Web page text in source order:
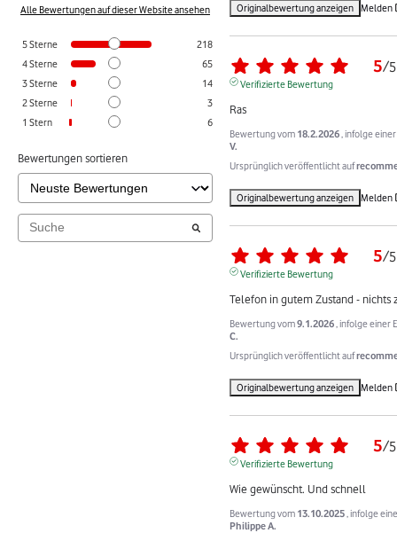
Alle Bewertungen auf dieser Website ansehen
5Sterne
218
4Sterne
65
3Sterne
14
2Sterne
3
1 Stern 6
Bewertungen sortieren
Originalbewertung anzeigen Melden
5/5
Verifizierte Bewertung
Ras
Bewertung vom 18.2.2026 , infolge
V.
Ursprünglich veröffentlicht auf
Originalbewertung anzeigen Melden
5/5
Verifizierte Bewertung
Telefon in gutem Zustand - nichts
Bewertung vom9.1.2026 , infolge einer
C.
Ursprünglich veröffentlicht auf
Originalbewertung anzeigen Melden
5/5
Verifizierte Bewertung
Wie gewünscht. Und schnell
Bewertung vom 13.10.2025 , infolge
Philippe A.